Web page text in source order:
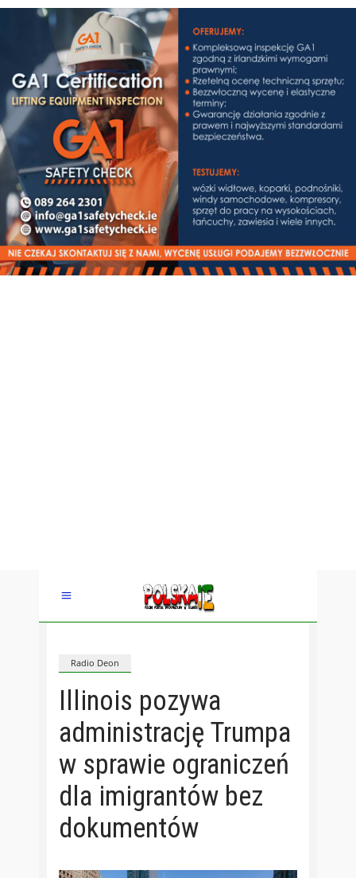
Radio Deon
Illinois pozywa
administrację Trumpa
w sprawie ograniczeń
dla imigrantów bez
dokumentów